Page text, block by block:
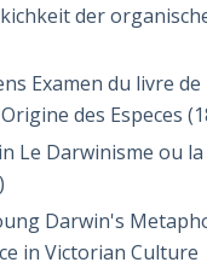
der
Examen du livre de
des Especes
Le Darwinisme ou
Darwin's
in Victorian Culture